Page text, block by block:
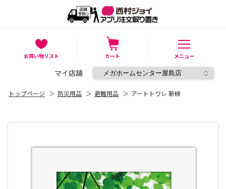
お買い物リスト カート メニュー
マイ店舗
トップページ ＞ 防災用品 ＞ 避難用品 ＞ アートトワレ 新緑